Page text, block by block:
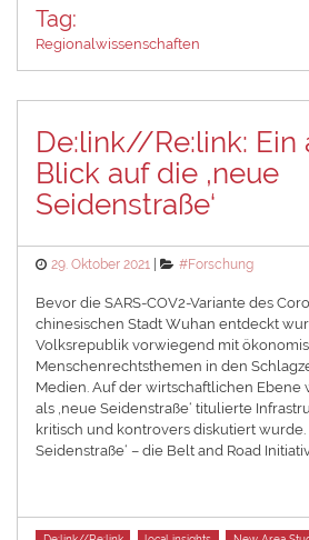
Tag:
Regionalwissenschaften
De:link//Re:link: Ein
Blick auf die ‚neue
Seidenstraße‘
Posted
29. Oktober 2021 Categories
#Forschung
Bevor die SARS-COV2-Variante des
chinesischen Stadt Wuhan entdeckt
Volksrepublik vorwiegend mit
Menschenrechtsthemen in den
Medien. Auf der wirtschaftlichen Ebene
als ‚neue Seidenstraße‘ titulierte
kritisch und kontrovers diskutiert wurde.
Seidenstraße‘ – die Belt and Road